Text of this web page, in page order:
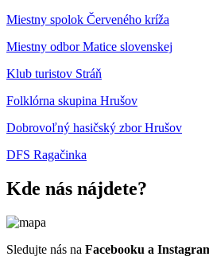
Miestny spolok Červeného kríža
Miestny odbor Matice slovenskej
Klub turistov Stráň
Folklórna skupina Hrušov
Dobrovoľný hasičský zbor Hrušov
DFS Ragačinka
Kde nás nájdete?
Sledujte nás na Facebooku a